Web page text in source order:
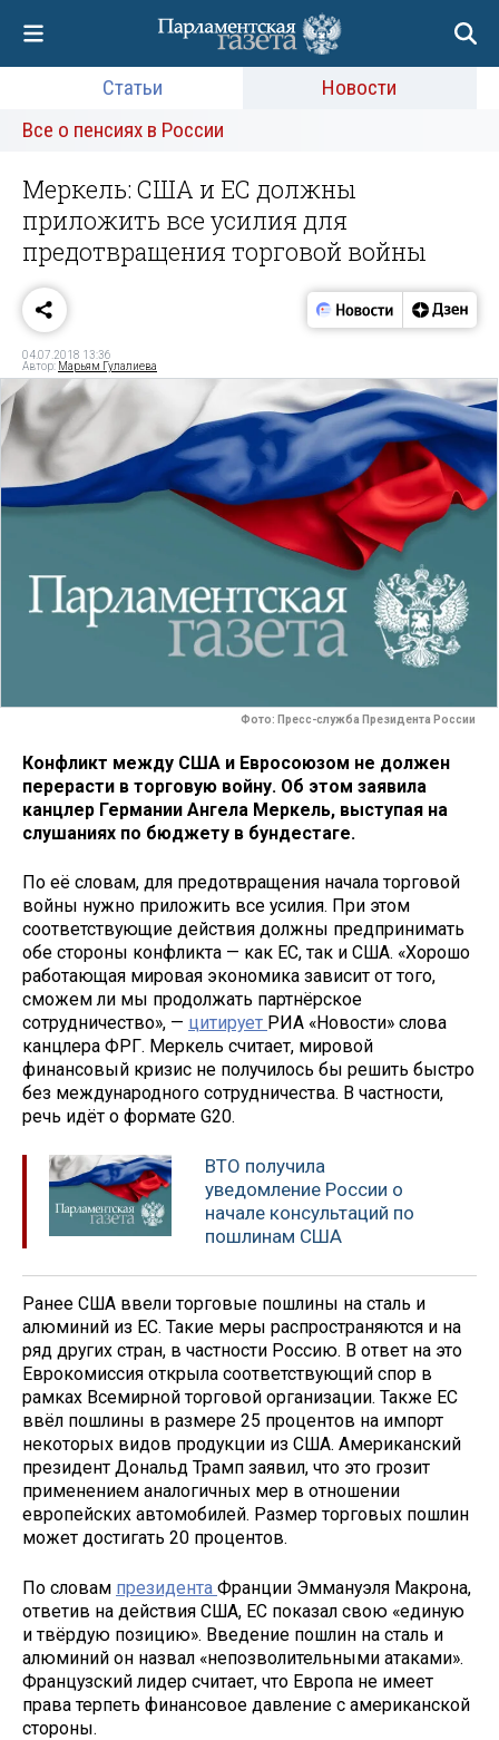
Статьи
Новости
Все о пенсиях в России
Меркель: США и ЕС должны
приложить все усилия для
предотвращения торговой войны
04.07.2018 13:36
Автор: Марьям Гулалиева
Фото: Пресс-служба Президента России
Конфликт между США и Евросоюзом не должен
перерасти в торговую войну. Об этом заявила
канцлер Германии Ангела Меркель, выступая на
слушаниях по бюджету в бундестаге.
По её словам, для предотвращения начала торговой
войны нужно приложить все усилия. При этом
соответствующие действия должны предпринимать
обе стороны конфликта — как ЕС, так и США. «Хорошо
работающая мировая экономика зависит от того,
сможем ли мы продолжать партнёрское
сотрудничество», — цитирует РИА «Новости» слова
канцлера ФРГ. Меркель считает, мировой
финансовый кризис не получилось бы решить быстро
без международного сотрудничества. В частности,
речь идёт о формате G20.
ВТО получила
уведомление России о
начале консультаций по
пошлинам США
Ранее США ввели торговые пошлины на сталь и
алюминий из ЕС. Такие меры распространяются и на
ряд других стран, в частности Россию. В ответ на это
Еврокомиссия открыла соответствующий спор в
рамках Всемирной торговой организации. Также ЕС
ввёл пошлины в размере 25 процентов на импорт
некоторых видов продукции из США. Американский
президент Дональд Трамп заявил, что это грозит
применением аналогичных мер в отношении
европейских автомобилей. Размер торговых пошлин
может достигать 20 процентов.
По словам президента Франции Эммануэля Макрона,
ответив на действия США, ЕС показал свою «единую
и твёрдую позицию». Введение пошлин на сталь и
алюминий он назвал «непозволительными атаками».
Французский лидер считает, что Европа не имеет
права терпеть финансовое давление с американской
стороны.